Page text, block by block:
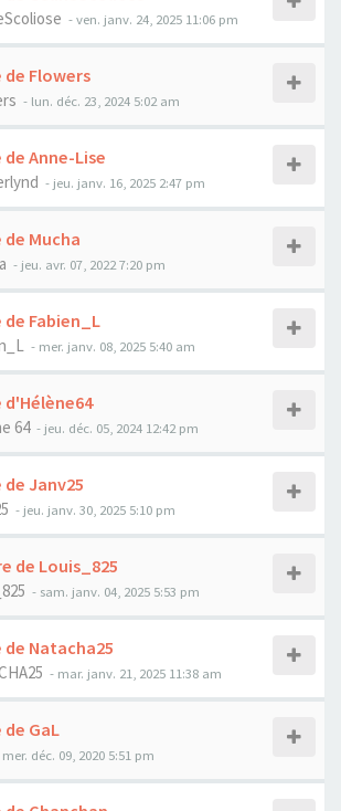
- ven. janv. 24, 2025 11:06 pm
Flowers
- lun. déc. 23, 2024 5:02 am
Anne-Lise
- jeu. janv. 16, 2025 2:47 pm
Mucha
- jeu. avr. 07, 2022 7:20 pm
Fabien_L
- mer. janv. 08, 2025 5:40 am
64 - jeu. déc. 05, 2024 12:42 pm
Janv25
- jeu. janv. 30, 2025 5:10 pm
de Louis_825
- sam. janv. 04, 2025 5:53 pm
Natacha25
- mar. janv. 21, 2025 11:38 am
GaL
déc. 09, 2020 5:51 pm